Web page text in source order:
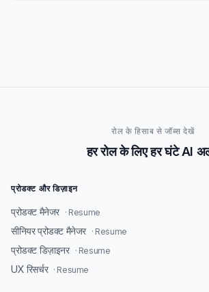
रोल के हिसाब से जॉब्स देखें
हर रोल के लिए हर घंटे AI
प्रोडक्ट और डिज़ाइन
प्रोडक्ट मैनेजर · Resume
सीनियर प्रोडक्ट मैनेजर · Resume
प्रोडक्ट डिज़ाइनर · Resume
UX रिसर्चर · Resume